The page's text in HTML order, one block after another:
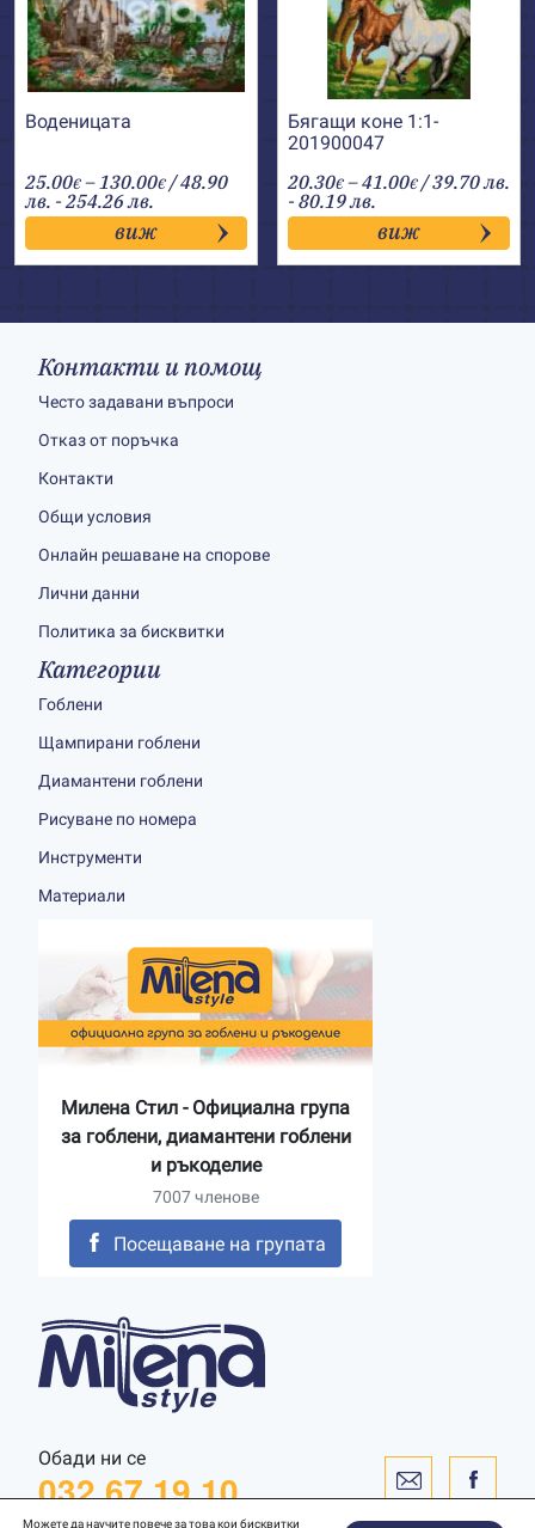
Воденицата
25.00€ –130.00€Price
range:
25.00€
through
130.00€
/ 48.90
лв. - 254.26 лв.
виж
Бягащи коне 1:1-
201900047
20.30€ –41.00€Price
range:
20.30€
through
41.00€
/ 39.70 лв.
- 80.19 лв.
виж
Обади ни се
032 67 19 10
Контакти и помощ
Често задавани въпроси
Отказ от поръчка
Контакти
Общи условия
Онлайн решаване на спорове
Лични данни
Политика за бисквитки
Категории
Гоблени
Щампирани гоблени
Диамантени гоблени
Рисуване по номера
Инструменти
Материали
Милена Стил - Официална група
за гоблени, диамантени гоблени
и ръкоделие
7007 членове
Посещаване на групата
Можете да научите повече за това кои бисквитки